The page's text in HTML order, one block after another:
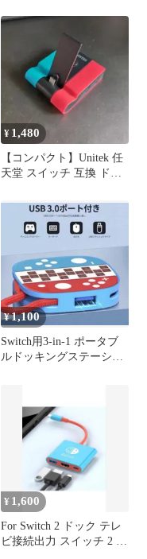
¥ 1,480
【コンパクト】Unitek 任
天堂 スイッチ 互換 ドッ
¥1,100
Switch用3-in-1 ポータブ
ルドッキングステーショ
¥ 1,600
For Switch 2 ドック テレ
ビ接続出力 スイッチ 2 ド